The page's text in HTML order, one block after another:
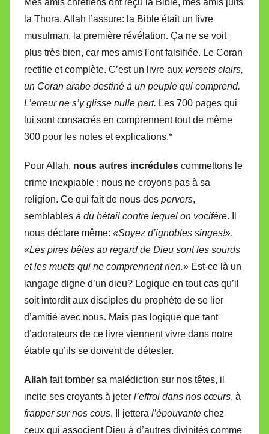
la Thora. Allah l’assure: la Bible était un livre
musulman, la première révélation. Ça ne se voit
plus très bien, car mes amis l’ont falsifiée. Le Coran
rectifie et complète. C’est un livre aux versets clairs,
un Coran arabe destiné à un peuple qui comprend.
L’erreur ne s’y glisse nulle part. Les 700 pages qui
lui sont consacrés en comprennent tout de même
300 pour les notes et explications.*
Pour Allah, nous autres incrédules commettons le
crime inexpiable : nous ne croyons pas à sa
religion. Ce qui fait de nous des pervers,
semblables à du bétail contre lequel on vocifère. Il
nous déclare même: «Soyez d’ignobles singes!».
«Les pires bêtes au regard de Dieu sont les sourds
et les muets qui ne comprennent rien.» Est-ce là un
langage digne d’un dieu? Logique en tout cas qu’il
soit interdit aux disciples du prophète de se lier
d’amitié avec nous. Mais pas logique que tant
d’adorateurs de ce livre viennent vivre dans notre
étable qu’ils se doivent de détester.
Allah fait tomber sa malédiction sur nos têtes, il
incite ses croyants à jeter l’effroi dans nos cœurs, à
frapper sur nos cous. Il jettera l’épouvante chez
ceux qui associent Dieu à d’autres divinités comme